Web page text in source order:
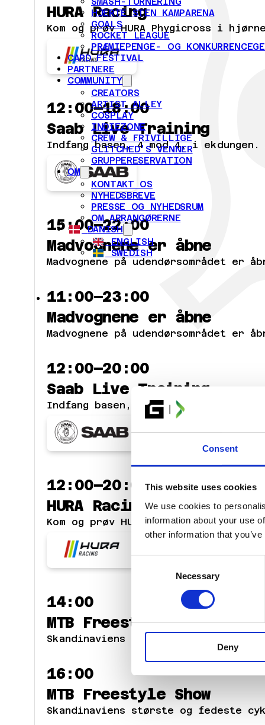
Consent
This website uses cookies
We use cookies to
information about your use
other information that
Necessary
Deny
HJERTE STEN KAMPARENA
GOALS
ROCKET LEAGUE
PRÆMIEPENGE- OG
CARD FESTIVAL
PARTNERE
COMMUNITY
CREATORS
ARTIST ALLEY
COSPLAY
INDIEZONE
CREW & FRIVILLIGE
GLITCHED'S VENNER
GRUPPERESERVATION
OM
KONTAKT OS
NYHEDSBREVE
PRESSE OG NYHEDSRUM
OM ARRANGØRERNE
DANISH
ENGLISH
SWEDISH
HURA Racing
Kom og prøv HURA Phygicross i
12:00–18:00
Saab Live Training
Indfang basen, 4 mod 4, i ekdungen.
15:00–22:00
Madvognene er åbne
Madvognene på udendørsområdet er
11:00–23:00
Madvognene er åbne
Madvognene på udendørsområdet er
12:00–20:00
Saab Live Training
Indfang basen, 4 mod 4, i ekdungen.
12:00–20:00
HURA Racing
Kom og prøv HURA Phygicross i
14:00
MTB Freestyle Show
Skandinaviens største og fedeste
16:00
MTB Freestyle Show
Skandinaviens største og fedeste